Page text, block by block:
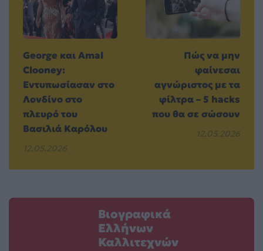
George και Amal
Clooney:
Eντυπωσίασαν στο
Λονδίνο στο
πλευρό του
Βασιλιά Καρόλου
12.05.2026
Πώς να μην
φαίνεσαι
αγνώριστος με τα
φίλτρα – 5 hacks
που θα σε σώσουν
12.05.2026
Βιογραφικά
Ελλήνων
Καλλιτεχνών